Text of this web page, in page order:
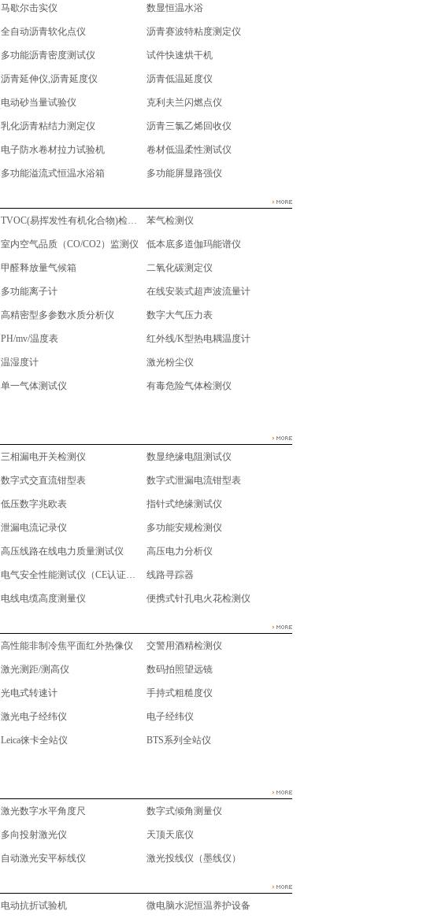
马歇尔击实仪 数显恒温水浴
全自动沥青软化点仪 沥青赛波特粘度测定仪
多功能沥青密度测试仪 试件快速烘干机
沥青延伸仪,沥青延度仪 沥青低温延度仪
电动砂当量试验仪 克利夫兰闪燃点仪
乳化沥青粘结力测定仪 沥青三氯乙烯回收仪
电子防水卷材拉力试验机 卷材低温柔性测试仪
多功能溢流式恒温水浴箱 多功能屏显路强仪
TVOC(易挥发性有机化合物)检测仪 苯气检测仪
室内空气品质（CO/CO2）监测仪 低本底多道伽玛能谱仪
甲醛释放量气候箱 二氧化碳测定仪
多功能离子计 在线安装式超声波流量计
高精密型多参数水质分析仪 数字大气压力表
PH/mv/温度表 红外线/K型热电耦温度计
温湿度计 激光粉尘仪
单一气体测试仪 有毒危险气体检测仪
三相漏电开关检测仪 数显绝缘电阻测试仪
数字式交直流钳型表 数字式泄漏电流钳型表
低压数字兆欧表 指针式绝缘测试仪
泄漏电流记录仪 多功能安规检测仪
高压线路在线电力质量测试仪 高压电力分析仪
电气安全性能测试仪（CE认证多功能测试仪） 线路寻踪器
电线电缆高度测量仪 便携式针孔电火花检测仪
高性能非制冷焦平面红外热像仪 交警用酒精检测仪
激光测距/测高仪 数码拍照望远镜
光电式转速计 手持式粗糙度仪
激光电子经纬仪 电子经纬仪
Leica徕卡全站仪 BTS系列全站仪
激光数字水平角度尺 数字式倾角测量仪
多向投射激光仪 天顶天底仪
自动激光安平标线仪 激光投线仪（墨线仪）
电动抗折试验机 微电脑水泥恒温养护设备